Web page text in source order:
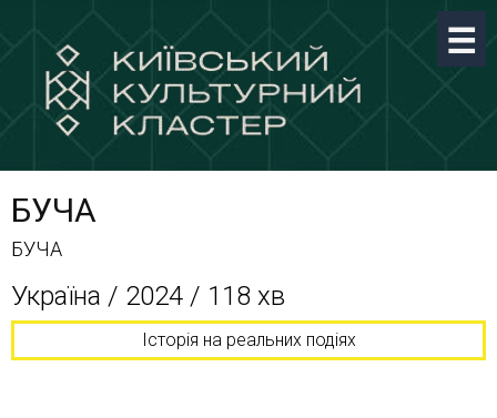
БУЧА
БУЧА
Україна / 2024 / 118 хв
Історія на реальних подіях